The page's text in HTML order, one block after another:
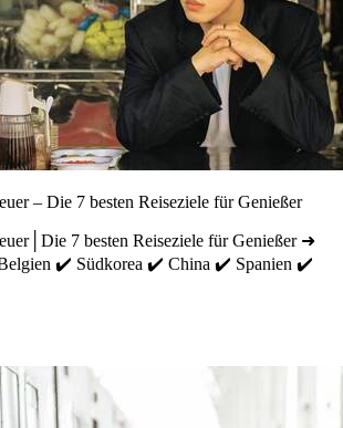
– Die 7 besten Reiseziele für Genießer
7 besten Reiseziele für Genießer ➜
✔️ Südkorea ✔️ China ✔️ Spanien ✔️